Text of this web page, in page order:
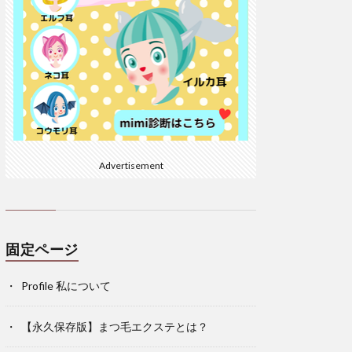
Advertisement
固定ページ
Profile 私について
【永久保存版】まつ毛エクステとは？